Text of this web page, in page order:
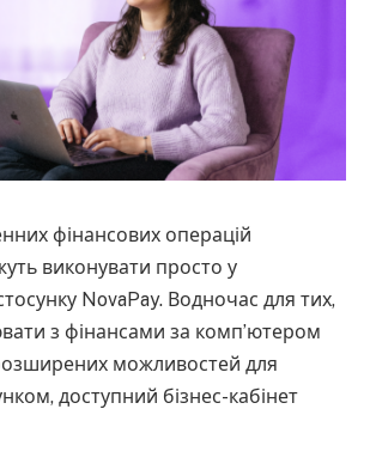
фінансових операцій
виконувати просто у
NovaPay. Водночас для тих,
з фінансами за комп’ютером
можливостей для
доступний бізнес-кабінет